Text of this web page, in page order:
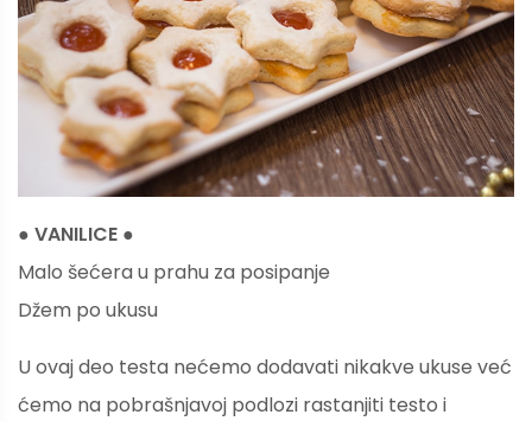
● VANILICE ●
Malo šećera u prahu za posipanje
Džem po ukusu
U ovaj deo testa nećemo dodavati nikakve ukuse već
ćemo na pobrašnjavoj podlozi rastanjiti testo i